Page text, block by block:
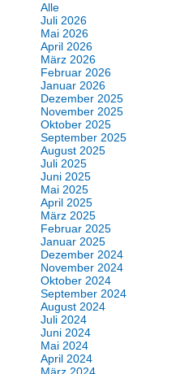
Alle
Juli 2026
Mai 2026
April 2026
März 2026
Februar 2026
Januar 2026
Dezember 2025
November 2025
Oktober 2025
September 2025
August 2025
Juli 2025
Juni 2025
Mai 2025
April 2025
März 2025
Februar 2025
Januar 2025
Dezember 2024
November 2024
Oktober 2024
September 2024
August 2024
Juli 2024
Juni 2024
Mai 2024
April 2024